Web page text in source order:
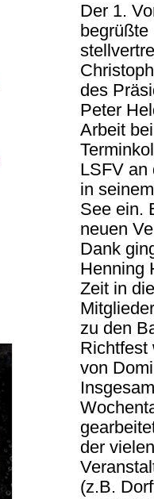
Der 1.
begrüßte
des
Peter
Arbeit
LSFV an
in
See ein.
neuen
Dank
Henning
Zeit in
zu den
Richtfest
von
der
(z.B.